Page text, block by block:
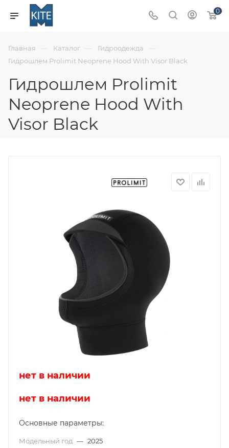
0
Главная — Каталог — Гидроодежда —
Гидрошлем Prolimit Neoprene Hood With Visor Black
Гидрошлем Prolimit
Neoprene Hood With
Visor Black
нет в наличии
нет в наличии
Основные параметры:
Модельный год — 2025